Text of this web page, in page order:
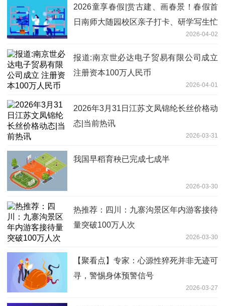
2026童享春假|赏古建、画春景！春假首
日南师大随园校区亲子打卡、研学写生忙
2026-04-02
报道:南京世必达电子贸易有限公司成立
注册资本100万人民币
2026-04-01
2026年3月31日江苏文凤锦纶长丝价格动
态|当前热讯
2026-03-31
我国早稻育秧已完成七成半
2026-03-30
热推荐：四川：九寨沟景区年内游客接待
量突破100万人次
2026-03-30
【聚看点】专家：心源性猝死并非无迹可
寻，警惕身体预警信号
2026-03-27